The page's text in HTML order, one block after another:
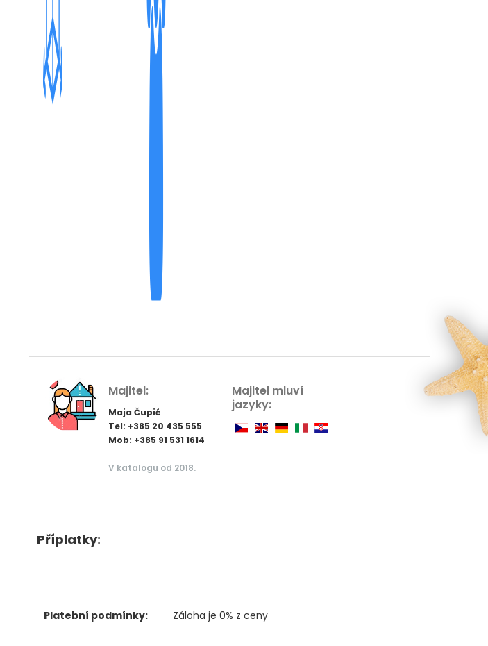
Majitel:
Maja Čupić
Tel: +385 20 435 555
Mob: +385 91 531 1614
V katalogu od 2018.
Majitel mluví
jazyky:
Příplatky:
Platební podmínky: Záloha je 0% z ceny